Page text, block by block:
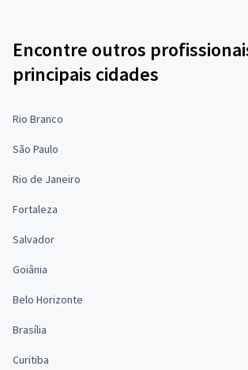
Encontre outros
principais cidades
Rio Branco
São Paulo
Rio de Janeiro
Fortaleza
Salvador
Goiânia
Belo Horizonte
Brasília
Curitiba